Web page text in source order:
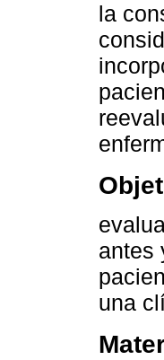
la
antes
una